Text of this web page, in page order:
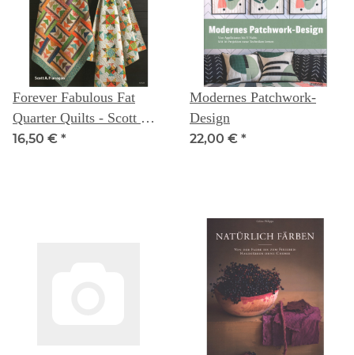
Forever Fabulous Fat
Quarter Quilts - Scott A.
Flannagan
16,50 € *
Modernes Patchwork-
Design
22,00 € *